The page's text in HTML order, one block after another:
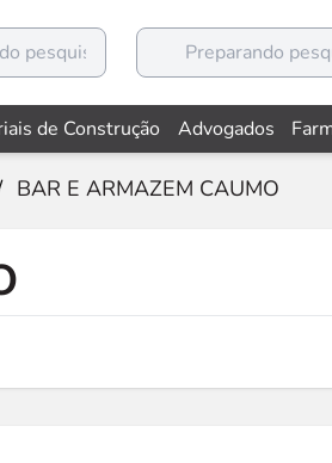
de Construção Advogados
BAR E ARMAZEM CAUMO